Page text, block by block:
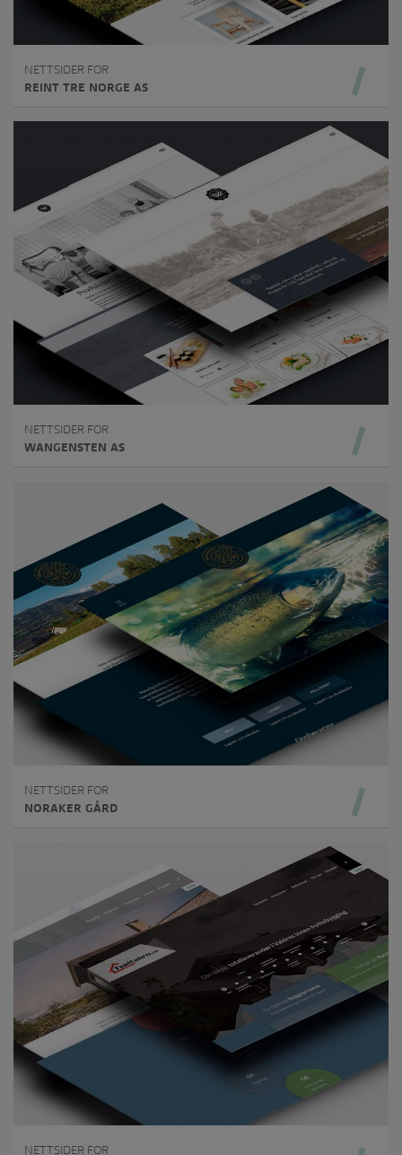
NETTSIDER FOR
REINT TRE NORGE AS
NETTSIDER FOR
WANGENSTEN AS
NETTSIDER FOR
NORAKER GÅRD
NETTSIDER FOR